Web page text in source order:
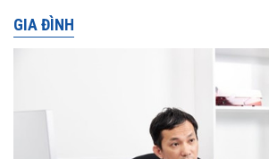
GIA ĐÌNH